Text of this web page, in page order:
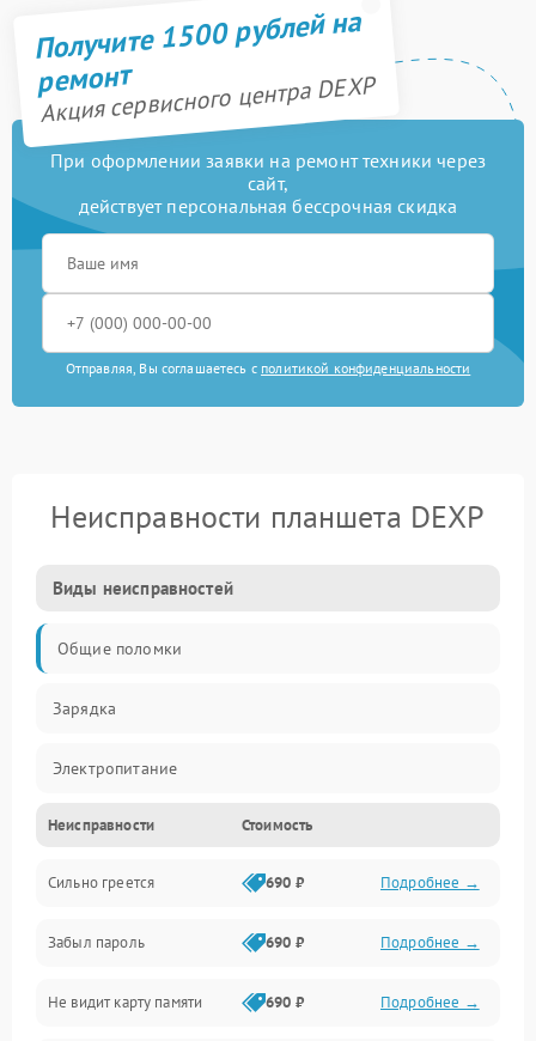
Получите 1500 рублей на
ремонт
Акция сервисного центра DEXP
При оформлении заявки на ремонт техники через
сайт,
действует персональная бессрочная скидка
Отправляя, Вы соглашаетесь с политикой конфиденциальности
Неисправности планшета DEXP
Виды неисправностей
Общие поломки
Зарядка
Электропитание
Экран и изображение
Дисплей
Экран (дисплей)
Связь
Неисправности Стоимость
Сильно греется 690 ₽ Подробнее →
Забыл пароль 690 ₽ Подробнее →
Не видит карту памяти 690 ₽ Подробнее →